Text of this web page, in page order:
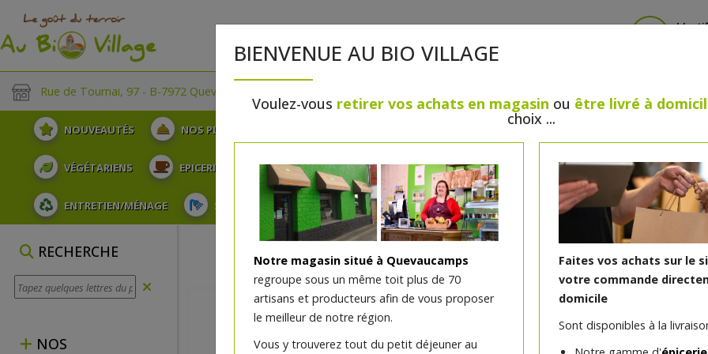
Rue de Tournai, 97 - B-7972 Quevaucamps
NOUVEAUTÉS NOS PLATEAUX
VÉGÉTARIENS EPICERIE PLATS TRAITEUR BOULANGERIE / PÂTISSERIE SANS GLUTEN, SANS
ENTRETIEN/MÉNAGE SOINS ET HYGIÈNE DU CORPS BEAUTÉ HUILES ESSENTIELLES MAISON
RECHERCHE
NOS
BIENVENUE AU BIO VILLAGE
Voulez-vous retirer vos achats en magasin ou être livré à
choix ...
Notre magasin situé à Quevaucamps
regroupe sous un même toit plus de 70
artisans et producteurs afin de vous proposer
le meilleur de notre région.
Vous y trouverez tout du petit déjeuner au
Faites vos achats sur le
votre commande
domicile
Sont disponibles à la
Protège slip gris